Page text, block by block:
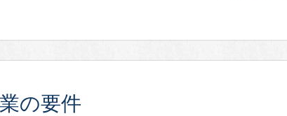
の要件